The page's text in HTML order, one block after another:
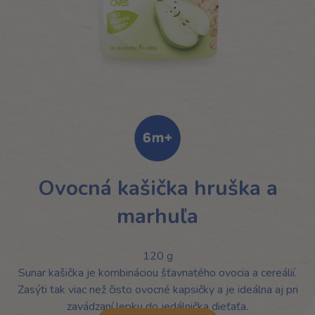
Ovocná kašička hruška a
marhuľa
120 g
Sunar kašička je kombináciou šťavnatého ovocia a cereálií.
Zasýti tak viac než čisto ovocné kapsičky a je ideálna aj pri
zavádzaní lepku do jedálnička dieťaťa.